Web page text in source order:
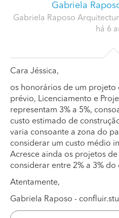
Gabriela
Gabriela Raposo
há 6
Cara Jéssica,
os honorários de um projeto
prévio, Licenciamento e
representam 3% a 5%,
custo estimado de
varia consoante a zona do
considerar um custo médio
Acresce ainda os projetos
considerar entre 2% a 3%
Atentamente,
Gabriela Raposo -